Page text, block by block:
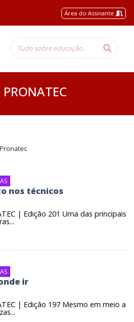
Área do Assinante
PRONATEC
Pronatec
nos técnicos
| Edição 201 Uma das principais
ir
| Edição 197 Mesmo em meio a